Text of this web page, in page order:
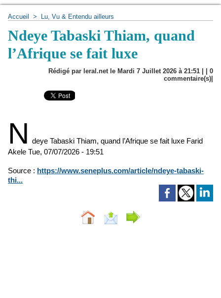
Accueil > Lu, Vu & Entendu ailleurs
Ndeye Tabaski Thiam, quand
l’Afrique se fait luxe
Rédigé par leral.net le Mardi 7 Juillet 2026 à 21:51 | | 0
commentaire(s)|
N deye Tabaski Thiam, quand l’Afrique se fait luxe Farid
Akele Tue, 07/07/2026 - 19:51
Source : https://www.seneplus.com/article/ndeye-tabaski-
thi...